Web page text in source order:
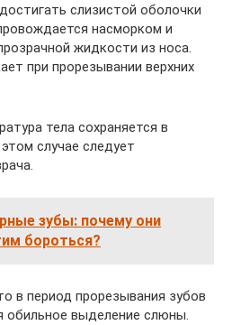
слизистой оболочки
насморком и
жидкости из носа.
при прорезывании верхних
тела сохраняется в
случае следует
зубы: почему они
бороться?
в период прорезывания зубов
выделение слюны.